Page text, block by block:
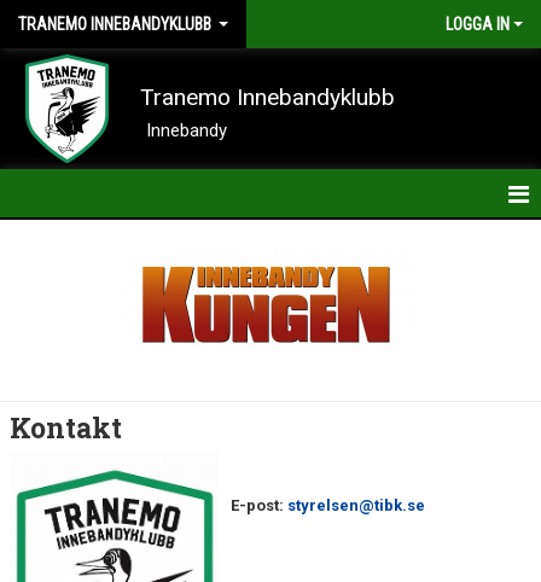
TRANEMO INNEBANDYKLUBB LOGGA IN
Tranemo Innebandyklubb
Innebandy
BILDER
DOKUMENT
Kontakt
E-post: styrelsen@tibk.se